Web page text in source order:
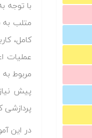
با توجه
متلب به
کامل،
عملیات
مربوط
پیش
پردازشی
در این